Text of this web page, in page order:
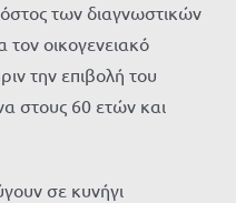
των διαγνωστικών
τον οικογενειακό
την επιβολή του
στους 60 ετών και
σε κυνήγι